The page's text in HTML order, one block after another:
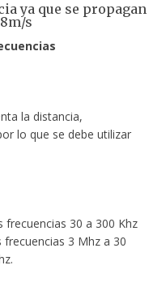
ya que se propagan
s
la distancia,
lo que se debe utilizar
frecuencias 30 a 300 Khz
frecuencias 3 Mhz a 30